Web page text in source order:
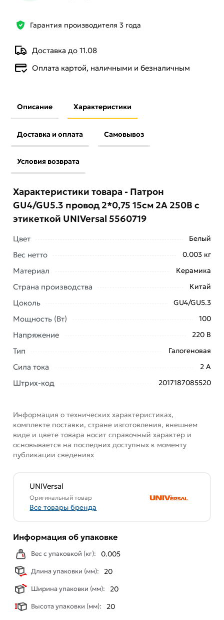
Гарантия производителя 3 года
Доставка до 11.08
Оплата картой, наличными и безналичным
Описание Характеристики
Доставка и оплата Самовывоз
Условия возврата
Условия доставки и цены на товар Патрон GU4/GU5.3
провод 2*0,75 15см 2А 250В c этикеткой UNIVersal
Москве и области.
заказ и свяжутся с Вами для согласования условий
доставки или самовывоза. Перед оформлением
Данний товар от производителясертифицирован,
соответствует всем стандартам качества. Возврат
купленного товарa в течение 7 дней (наличие чека
обязательно).
Характеристики товара - Патрон
GU4/GU5.3 провод 2*0,75 15см 2А 250В c
этикеткой UNIVersal 5560719
Цвет Белый
Вес нетто 0.003 кг
Материал Керамика
Страна производства Китай
Цоколь GU4/GU5.3
Мощность (Вт) 100
Напряжение 220 В
Тип Галогеновая
Сила тока 2 А
Штрих-код 2017187085520
Информация о технических характеристиках,
комплекте поставки, стране изготовления, внешнем
виде и цвете товара носит справочный характер и
основывается на последних доступных к моменту
публикации сведениях
UNIVersal
Оригинальный товар
Все товары бренда
Информация об упаковке
Вес с упаковкой (кг): 0.005
Длина упаковки (мм): 20
Ширина упаковки (мм): 20
Высота упаковки (мм): 20